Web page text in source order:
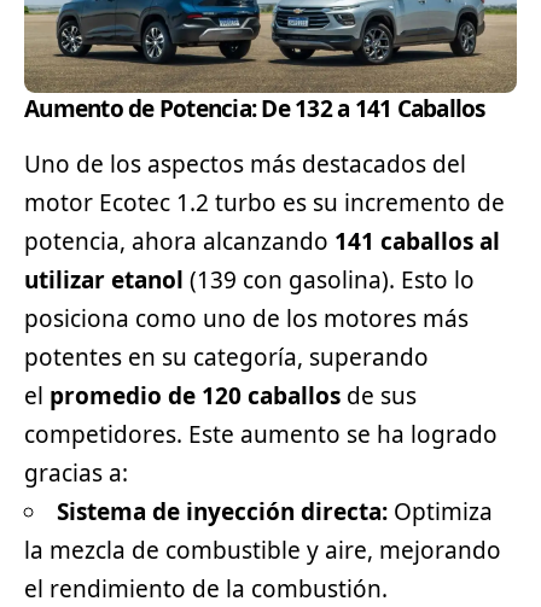
Aumento de Potencia: De 132 a 141 Caballos
Uno de los aspectos más destacados del
motor Ecotec 1.2 turbo es su incremento de
potencia, ahora alcanzando 141 caballos al
utilizar etanol (139 con gasolina). Esto lo
posiciona como uno de los motores más
potentes en su categoría, superando
el promedio de 120 caballos de sus
competidores. Este aumento se ha logrado
gracias a:
Sistema de inyección directa: Optimiza
la mezcla de combustible y aire, mejorando
el rendimiento de la combustión.